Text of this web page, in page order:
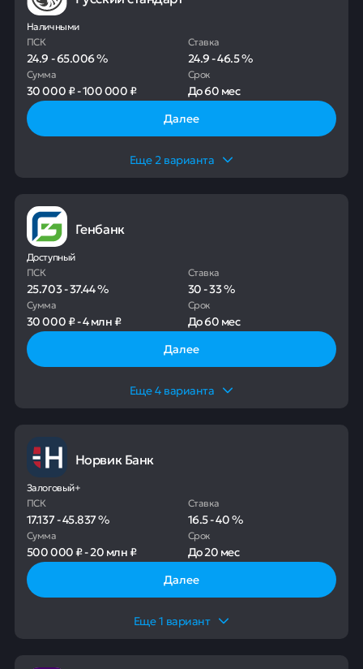
Наличными
ПСК
24.9-65.006%
Ставка
24.9-46.5%
Сумма
30 000 ₽-100 000 ₽
Срок
До60 мес
Далее
Еще2 варианта
Генбанк
Доступный
ПСК
25.703-37.44%
Ставка
30-33%
Сумма
30 000 ₽-4 млн ₽
Срок
До60 мес
Далее
Еще4 варианта
Норвик Банк
Залоговый+
ПСК
17.137-45.837%
Ставка
16.5-40%
Сумма
500 000 ₽-20 млн ₽
Срок
До20 мес
Далее
Еще1 вариант